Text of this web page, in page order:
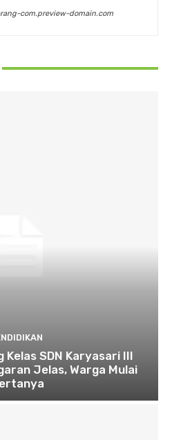
com.preview-domain.com
Kelas SDN Karyasari III
Jelas, Warga Mulai